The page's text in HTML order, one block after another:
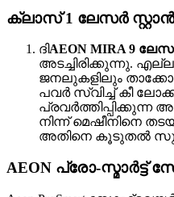
ക്ലാസ് 1 ലേസർ
ദിAEON MIRA 9
അടച്ചിരിക്കുന്നു.
ജനലുകളിലും
പവർ സ്വിച്ച് കീ
നിന്ന് മെഷീനിനെ
അതിനെ കൂടുതൽ
AEON പ്രോ-സ്മാർട്ട്